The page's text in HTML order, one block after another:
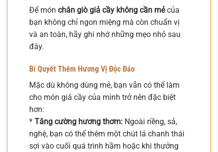
Để món chân giò giả cầy không cần mẻcủa
bạn không chỉ ngon miệng mà còn chuẩn vị
và an toàn, hãy ghi nhớ những mẹo nhỏ sau
đây.
Bí Quyết Thêm Hương Vị Độc Đáo
Mặc dù không dùng mẻ, bạn vẫn có thể làm
cho món giả cầy của mình trở nên đặc biệt
hơn:
* Tăng cường hương thơm: Ngoài riềng, sả,
nghệ, bạn có thể thêm một chút lá chanh thái
sợi vào cuối quá trình hầm hoặc khi thưởng